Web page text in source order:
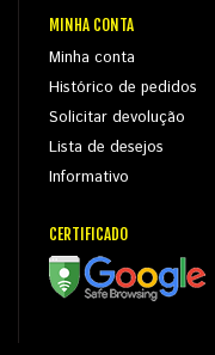
MINHA CONTA
Minha conta
Histórico de pedidos
Solicitar devolução
Lista de desejos
Informativo
CERTIFICADO